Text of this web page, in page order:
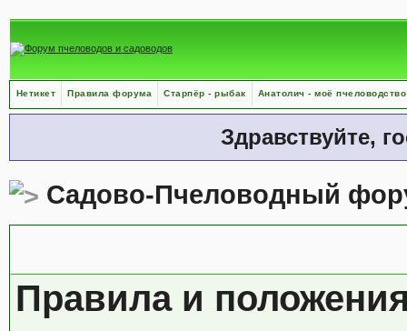
Нетикет Правила форума Старпёр - рыбак Анатолич - моё пчеловодство
Здравствуйте,
Садово-Пчеловодный
Правила и